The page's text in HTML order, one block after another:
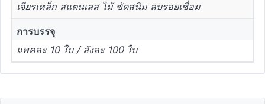
เจียรเหล็ก สแตนเลส ไม้ ขัดสนิม ลบรอยเชื่อม
การบรรจุ
แพคละ 10 ใบ / ลังละ 100 ใบ